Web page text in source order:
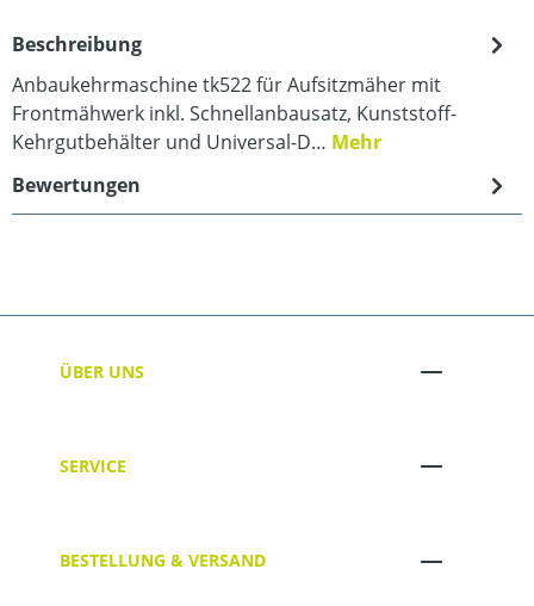
Beschreibung
Anbaukehrmaschine tk522 für Aufsitzmäher mit
Frontmähwerk inkl. Schnellanbausatz, Kunststoff-
Kehrgutbehälter und Universal-D… Mehr
Bewertungen
ÜBER UNS
SERVICE
BESTELLUNG & VERSAND